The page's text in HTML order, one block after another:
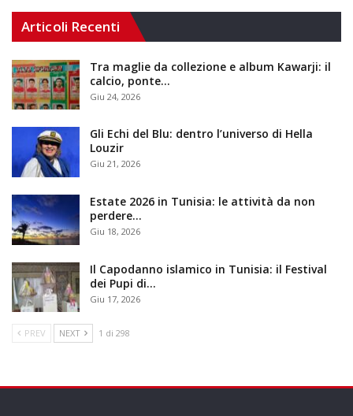
Articoli Recenti
Tra maglie da collezione e album Kawarji: il
calcio, ponte…
Giu 24, 2026
Gli Echi del Blu: dentro l’universo di Hella
Louzir
Giu 21, 2026
Estate 2026 in Tunisia: le attività da non
perdere…
Giu 18, 2026
Il Capodanno islamico in Tunisia: il Festival
dei Pupi di…
Giu 17, 2026
PREV NEXT 1 di 298